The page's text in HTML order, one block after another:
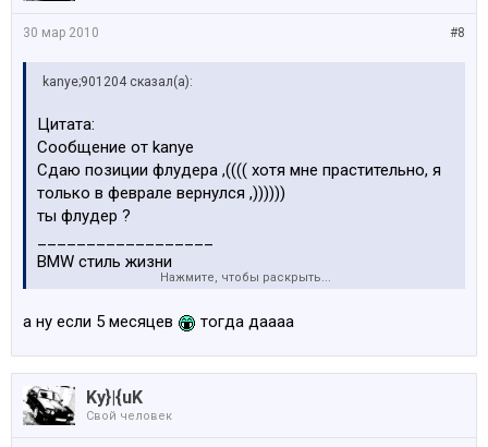
#8
30 мар 2010
kanye;901204 сказал(а):
Цитата:
Сообщение от kanye
Сдаю позиции флудера ,(((( хотя мне прастительно, я
только в феврале вернулся ,))))))
ты флудер ?
BMW стиль жизни
Ну кагбэ за 5 месяцев лишь активного участия в
форуме 3680 не мало.
Нажмите, чтобы раскрыть...
а ну если 5 месяцев тогда даааа
Ky}|{uK
Свой человек